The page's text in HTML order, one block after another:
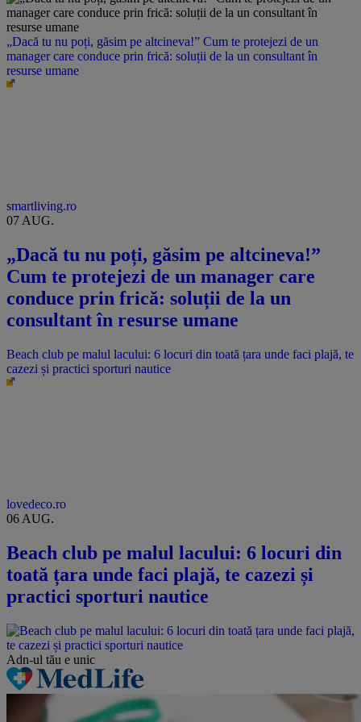
„Dacă tu nu poți, găsim pe altcineva!” Cum te protejezi de un
manager care conduce prin frică: soluții de la un consultant în
resurse umane
smartliving.ro
07 AUG.
„Dacă tu nu poți, găsim pe altcineva!”
Cum te protejezi de un manager care
conduce prin frică: soluții de la un
consultant în resurse umane
Beach club pe malul lacului: 6 locuri din toată țara unde faci plajă, te
cazezi și practici sporturi nautice
lovedeco.ro
06 AUG.
Beach club pe malul lacului: 6 locuri din
toată țara unde faci plajă, te cazezi și
practici sporturi nautice
Adn-ul tău e unic